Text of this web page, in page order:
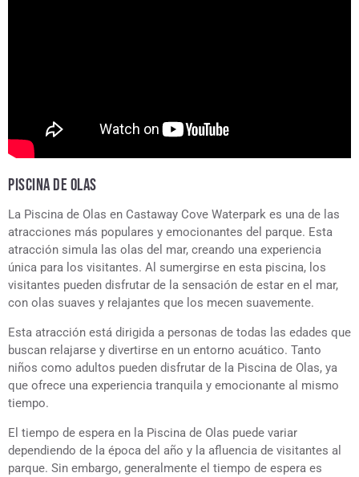
PISCINA DE OLAS
La Piscina de Olas en Castaway Cove Waterpark es una de las
atracciones más populares y emocionantes del parque. Esta
atracción simula las olas del mar, creando una experiencia
única para los visitantes. Al sumergirse en esta piscina, los
visitantes pueden disfrutar de la sensación de estar en el mar,
con olas suaves y relajantes que los mecen suavemente.
Esta atracción está dirigida a personas de todas las edades que
buscan relajarse y divertirse en un entorno acuático. Tanto
niños como adultos pueden disfrutar de la Piscina de Olas, ya
que ofrece una experiencia tranquila y emocionante al mismo
tiempo.
El tiempo de espera en la Piscina de Olas puede variar
dependiendo de la época del año y la afluencia de visitantes al
parque. Sin embargo, generalmente el tiempo de espera es